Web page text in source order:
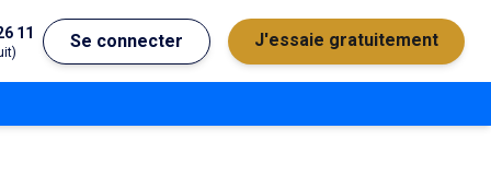
11 Se connecter J'essaie gratuitement